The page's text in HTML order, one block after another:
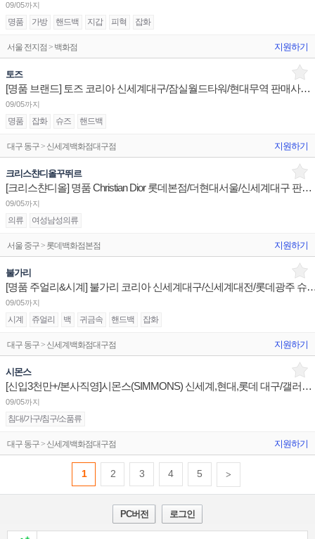
09/05까지
명품 가방 핸드백 지갑 피혁 잡화
서울 전지점 > 백화점 지원하기
토즈
[명품 브랜드] 토즈 코리아 신세계대구/잠실월드타워/현대무역 판매사원 채용
09/05까지
명품 잡화 슈즈 핸드백
대구 동구 > 신세계백화점대구점 지원하기
크리스챤디올꾸뛰르
[크리스챤디올] 명품 Christian Dior 롯데본점/더현대서울/신세계대구 판매사원 채용
09/05까지
의류 여성남성의류
서울 중구 > 롯데백화점본점 지원하기
불가리
[명품 주얼리&시계] 불가리 코리아 신세계대구/신세계
09/05까지
시계 쥬얼리 백 귀금속 핸드백 잡화
대구 동구 > 신세계백화점대구점 지원하기
시몬스
[신입3천만+/본사직영]시몬스(SIMMONS) 신세계,현대,롯데 대구/갤러리수원/갤러리대전둔산 판매사원
09/05까지
침대/가구/침구/소품류
대구 동구 > 신세계백화점대구점 지원하기
1 2 3 4 5 >
PC버전 로그인